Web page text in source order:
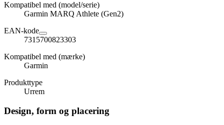
Kompatibel med (model/serie)
Garmin MARQ Athlete (Gen2)
EAN-kode
7315700823303
Kompatibel med (mærke)
Garmin
Produkttype
Urrem
Design, form og placering